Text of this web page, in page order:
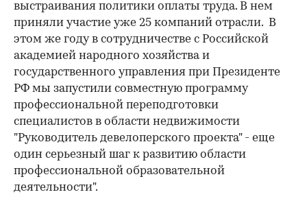
выстраивания политики оплаты труда. В нем
приняли участие уже 25 компаний отрасли. В
этом же году в сотрудничестве с Российской
академией народного хозяйства и
государственного управления при Президенте
РФ мы запустили совместную программу
профессиональной переподготовки
специалистов в области недвижимости
"Руководитель девелоперского проекта" - еще
один серьезный шаг к развитию области
профессиональной образовательной
деятельности".